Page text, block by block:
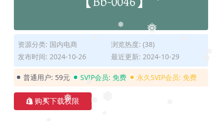
❅
❅
❅
❅
❅
❅
❅
❅
资源分类: 国内电商
浏览热度: (38)
发布时间: 2024-10-26
最近更新: 2024-10-29
普通用户: 59元 SVIP会员: 免费 永久SVIP会员: 免费
购买下载权限